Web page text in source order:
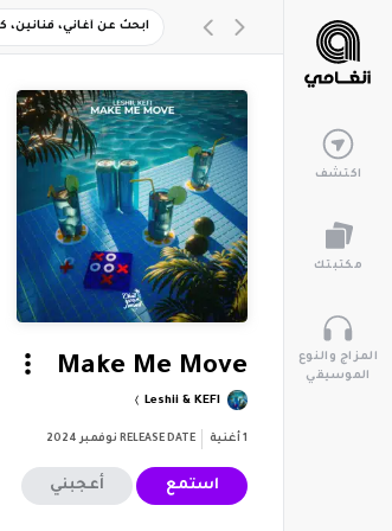
اكتشف
مكتبتك
المزاج والنوع
الموسيقي
Make Me Move
Leshii & KEFI
1 أغنية RELEASE DATE نوفمبر 2024
استمع أعجبني